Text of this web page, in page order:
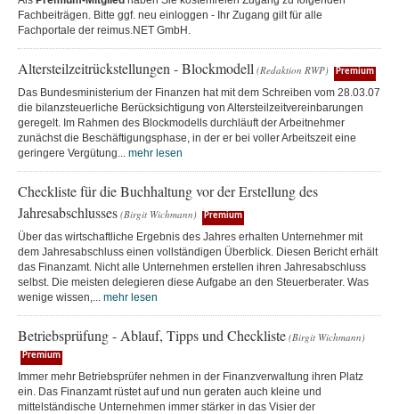
Fachbeiträgen. Bitte ggf. neu einloggen - Ihr Zugang gilt für alle
Fachportale der reimus.NET GmbH.
Altersteilzeitrückstellungen - Blockmodell (Redaktion RWP) Premium
Das Bundesministerium der Finanzen hat mit dem Schreiben vom 28.03.07
die bilanzsteuerliche Berücksichtigung von Altersteilzeitvereinbarungen
geregelt. Im Rahmen des Blockmodells durchläuft der Arbeitnehmer
zunächst die Beschäftigungsphase, in der er bei voller Arbeitszeit eine
geringere Vergütung... mehr lesen
Checkliste für die Buchhaltung vor der Erstellung des
Jahresabschlusses (Birgit Wichmann) Premium
Über das wirtschaftliche Ergebnis des Jahres erhalten Unternehmer mit
dem Jahresabschluss einen vollständigen Überblick. Diesen Bericht erhält
das Finanzamt. Nicht alle Unternehmen erstellen ihren Jahresabschluss
selbst. Die meisten delegieren diese Aufgabe an den Steuerberater. Was
wenige wissen,... mehr lesen
Betriebsprüfung - Ablauf, Tipps und Checkliste (Birgit Wichmann)
Premium
Immer mehr Betriebsprüfer nehmen in der Finanzverwaltung ihren Platz
ein. Das Finanzamt rüstet auf und nun geraten auch kleine und
mittelständische Unternehmen immer stärker in das Visier der